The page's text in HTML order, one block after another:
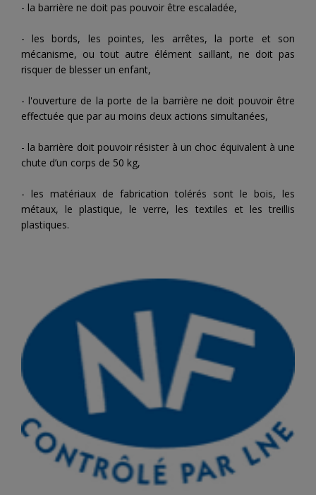
- la barrière ne doit pas pouvoir être escaladée,
- les bords, les pointes, les arrêtes, la porte et son
mécanisme, ou tout autre élément saillant, ne doit pas
risquer de blesser un enfant,
- l'ouverture de la porte de la barrière ne doit pouvoir être
effectuée que par au moins deux actions simultanées,
- la barrière doit pouvoir résister à un choc équivalent à une
chute d’un corps de 50 kg,
- les matériaux de fabrication tolérés sont le bois, les
métaux, le plastique, le verre, les textiles et les treillis
plastiques.